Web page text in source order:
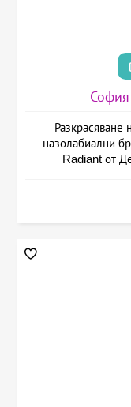
София
Разкрасяване
назолабиални
Radiant от